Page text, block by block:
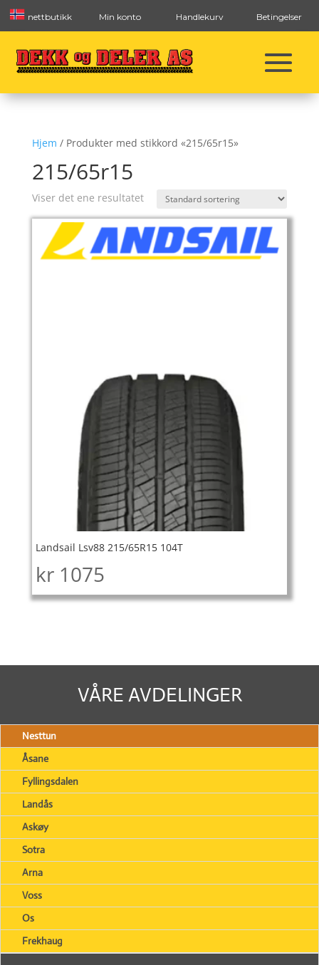
nettbutikk Min konto Handlekurv Betingelser
Hjem / Produkter med stikkord «215/65r15»
215/65r15
Viser det ene resultatet
Landsail Lsv88 215/65R15 104T
kr 1075
VÅRE AVDELINGER
Nesttun
Åsane
Fyllingsdalen
Landås
Askøy
Sotra
Arna
Voss
Os
Frekhaug